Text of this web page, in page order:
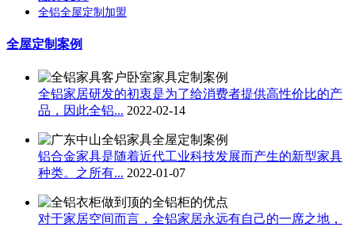
全铝全屋定制加盟
全屋定制案例
全铝家居研发的初衷是为了给消费者提供高性价比的产
品，因此全铝... 2022-02-14
铝合金家具是随着近代工业科技发展而产生的新型家具
种类。之所有... 2022-01-07
对于家居空间而言，全铝家居永远有自己的一席之地，